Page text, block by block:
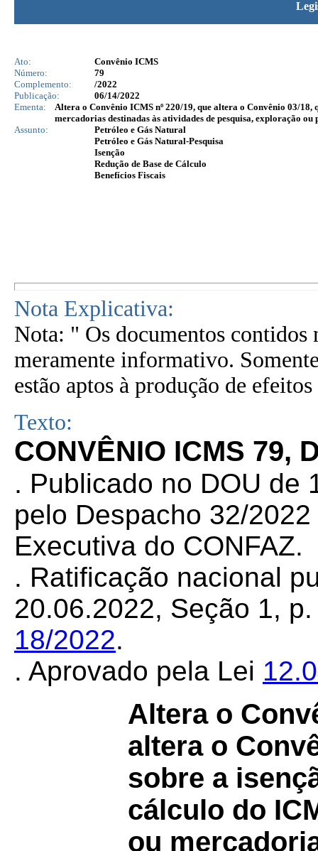
Ato:
Convênio ICMS
Número:
79
Complemento:
/2022
Publicação:
06/14/2022
Ementa:
Altera o Convênio ICMS nº 220/19, que altera o Convênio 03/18,
mercadorias destinadas às atividades de pesquisa, exploração
Assunto:
Petróleo e Gás Natural
Petróleo e Gás Natural-Pesquisa
Isenção
Redução de Base de Cálculo
Benefícios Fiscais
Nota Explicativa:
Nota: " Os documentos contidos
meramente informativo.
estão aptos à produção de
Texto:
CONVÊNIO ICMS 79,
. Publicado no DOU de
pelo Despacho 32/
Executiva do CONFAZ.
. Ratificação nacional
20.06.2022, Seção 1,
18/2022.
. Aprovado pela Lei
Altera o
altera o
sobre a
cálculo do
ou